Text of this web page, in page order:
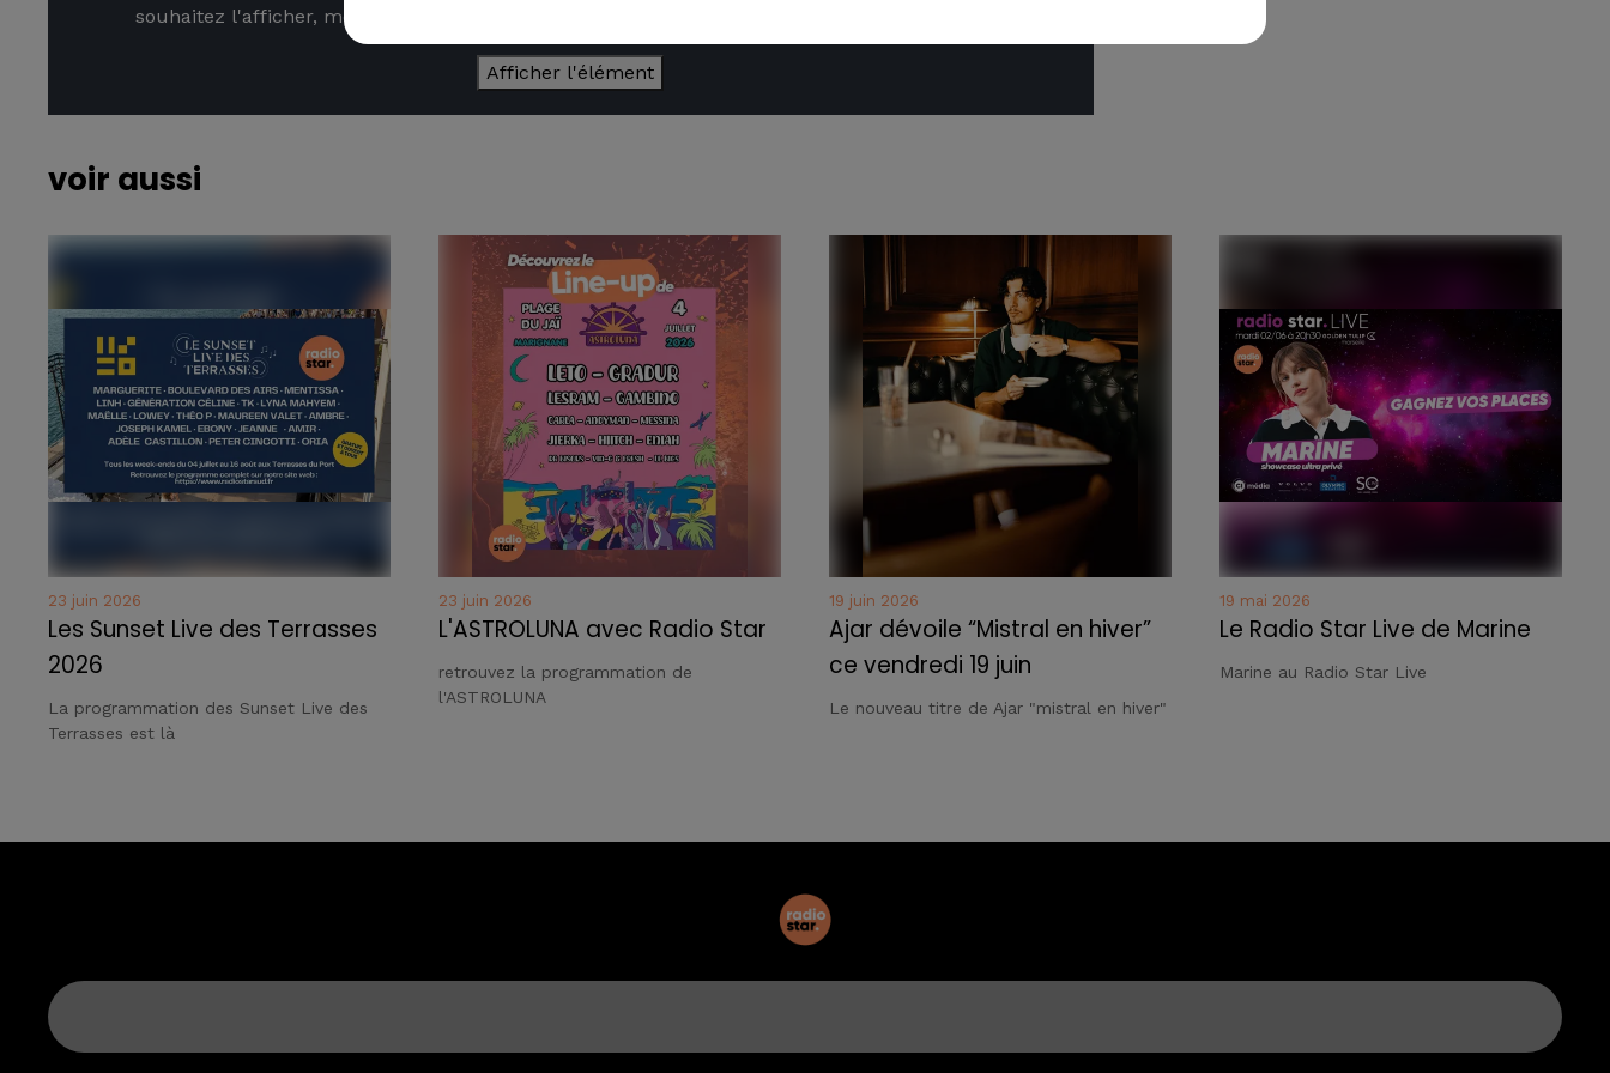
souhaitez l'afficher, merci de nous donner votre accord en cliquant sur le bouton ci-dessous.
Afficher l'élément
voir aussi
23 juin 2026
Les Sunset Live des Terrasses
2026
La programmation des Sunset Live des
Terrasses est là
23 juin 2026
L'ASTROLUNA avec Radio Star
retrouvez la programmation de
l'ASTROLUNA
19 juin 2026
Ajar dévoile “Mistral en hiver”
ce vendredi 19 juin
Le nouveau titre de Ajar "mistral en hiver"
19 mai 2026
Le Radio Star Live de Marine
Marine au Radio Star Live